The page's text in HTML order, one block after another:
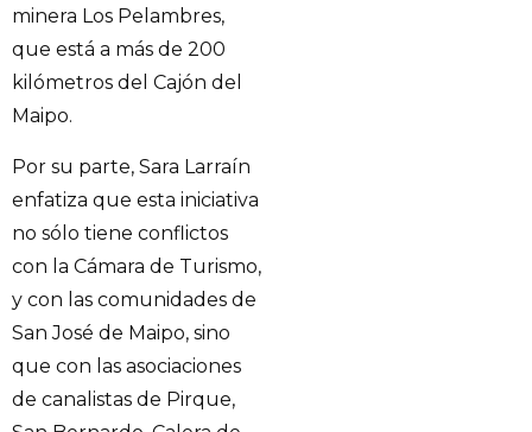
minera Los Pelambres,
que está a más de 200
kilómetros del Cajón del
Maipo.
Por su parte, Sara Larraín
enfatiza que esta iniciativa
no sólo tiene conflictos
con la Cámara de Turismo,
y con las comunidades de
San José de Maipo, sino
que con las asociaciones
de canalistas de Pirque,